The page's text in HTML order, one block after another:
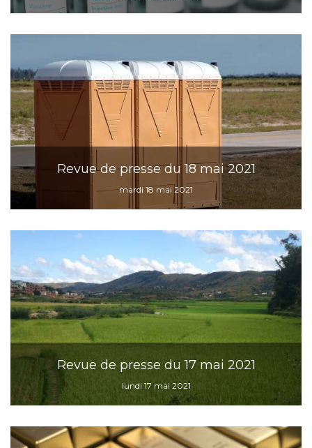
Revue de presse du 18 mai 2021
mardi 18 mai 2021
Revue de presse du 17 mai 2021
lundi 17 mai 2021